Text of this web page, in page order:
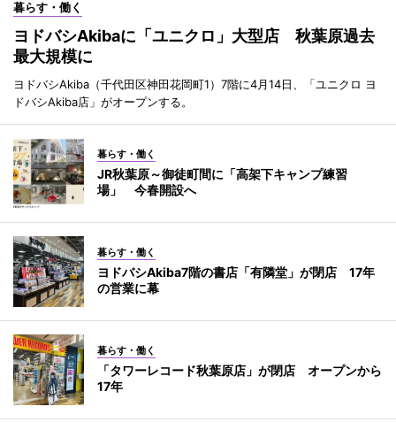
暮らす・働く
ヨドバシAkibaに「ユニクロ」大型店 秋葉原過去
最大規模に
ヨドバシAkiba（千代田区神田花岡町1）7階に4月14日、「ユニクロ ヨ
ドバシAkiba店」がオープンする。
暮らす・働く
JR秋葉原～御徒町間に「高架下キャンプ練習
場」 今春開設へ
暮らす・働く
ヨドバシAkiba7階の書店「有隣堂」が閉店 17年
の営業に幕
暮らす・働く
「タワーレコード秋葉原店」が閉店 オープンから
17年